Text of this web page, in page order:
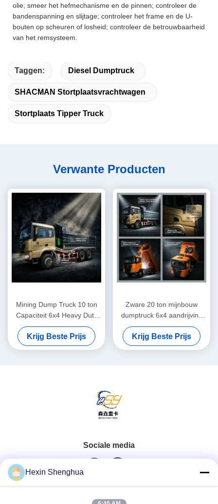
olie; smeer het hefmechanisme en de pinnen; controleer de
bandenspanning en slijtage; controleer het frame en de U-
bouten op scheuren of losheid; controleer de betrouwbaarheid
van het remsysteem.
Taggen: Diesel Dumptruck
SHACMAN Stortplaatsvrachtwagen
Stortplaats Tipper Truck
Verwante Producten
Mining Dump Truck 10 ton
Capaciteit 6x4 Heavy Duty
Weichai Diesel Engine
Shacman X3000 Tipper
Vehicle
Krijg Beste Prijs
Zware 20 ton mijnbouw
dumptruck 6x4 aandrijving
Weichai Dieselmotor
Shacman X3000 Off-Road
Tipper Vehicle
Krijg Beste Prijs
Sociale media
Snel contact
Hexin Shenghua